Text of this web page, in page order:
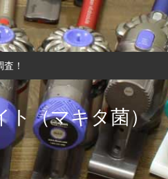
！
ト（マキタ菌）